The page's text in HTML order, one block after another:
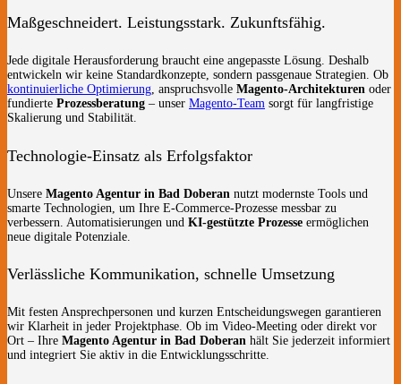
Maßgeschneidert. Leistungsstark. Zukunftsfähig.
Jede digitale Herausforderung braucht eine angepasste Lösung. Deshalb
entwickeln wir keine Standardkonzepte, sondern passgenaue Strategien. Ob
kontinuierliche Optimierung , anspruchsvolle Magento-Architekturen oder
fundierte Prozessberatung – unser Magento-Team sorgt für langfristige
Skalierung und Stabilität.
Technologie-Einsatz als Erfolgsfaktor
Unsere Magento Agentur in Bad Doberan nutzt modernste Tools und
smarte Technologien, um Ihre E-Commerce-Prozesse messbar zu
verbessern. Automatisierungen und KI-gestützte Prozesse ermöglichen
neue digitale Potenziale.
Verlässliche Kommunikation, schnelle Umsetzung
Mit festen Ansprechpersonen und kurzen Entscheidungswegen garantieren
wir Klarheit in jeder Projektphase. Ob im Video-Meeting oder direkt vor
Ort – Ihre Magento Agentur in Bad Doberan hält Sie jederzeit informiert
und integriert Sie aktiv in die Entwicklungsschritte.